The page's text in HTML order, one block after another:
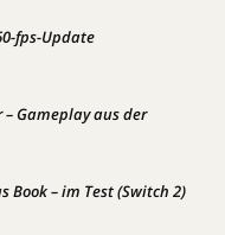
fps-Update
– Gameplay aus der
Book – im Test (Switch 2)